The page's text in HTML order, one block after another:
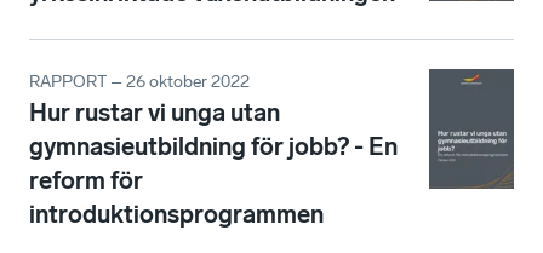
RAPPORT – 26 oktober 2022
Hur rustar vi unga utan
gymnasieutbildning för jobb? - En
reform för
introduktionsprogrammen